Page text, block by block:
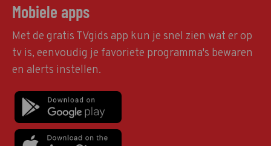
Mobiele apps
Met de gratis TVgids app kun je snel zien wat er op
tv is, eenvoudig je favoriete programma's bewaren
en alerts instellen.